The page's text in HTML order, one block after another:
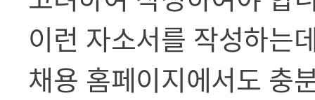
이런 자소서를 작성하는
채용 홈페이지에서도 충